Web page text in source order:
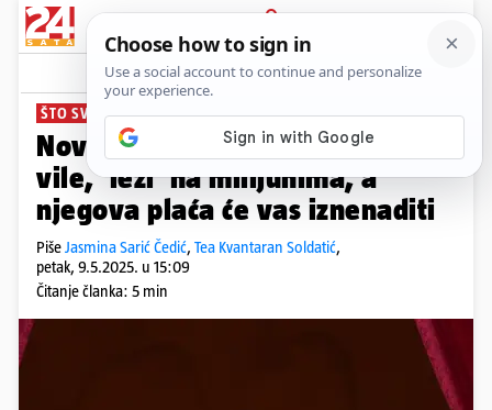
PRIJAVA
News Komentari
ŠTO SVE DOBIVA LAV XIV.?
Novi papa sad ima rezidencije,
vile, 'leži' na milijunima, a
njegova plaća će vas iznenaditi
PišeJasmina Sarić Čedić, Tea Kvantaran Soldatić,
petak, 9.5.2025. u 15:09
Čitanje članka: 5 min